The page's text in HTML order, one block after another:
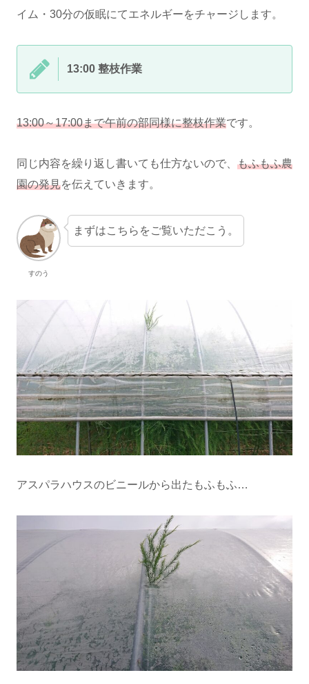
イム・30分の仮眠にてエネルギーをチャージします。
13:00 整枝作業
13:00～17:00まで午前の部同様に整枝作業です。
同じ内容を繰り返し書いても仕方ないので、 もふもふ農
園の発見を伝えていきます。
すのう
まずはこちらをご覧いただこう。
アスパラハウスのビニールから出たもふもふ…